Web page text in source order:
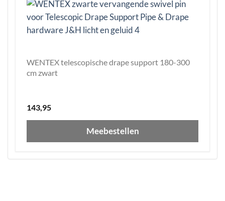
WENTEX telescopische drape support 180-300
cm zwart
143,95
Meebestellen